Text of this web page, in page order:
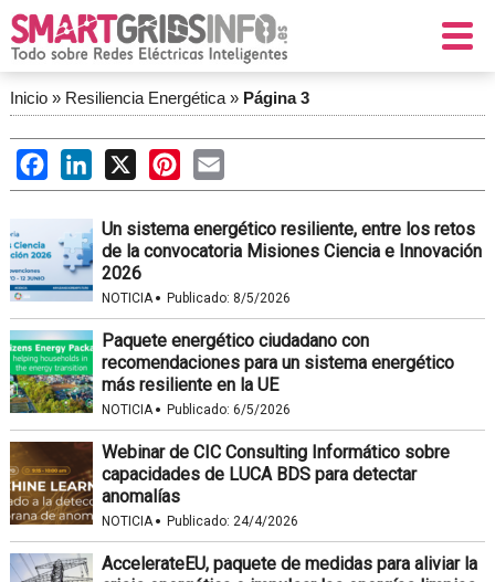
Inicio» Resiliencia Energética» Página 3
FacebookLinkedIn
X PinterestEmail
Un sistema energético resiliente, entre los retos
de la convocatoria Misiones Ciencia e Innovación
2026
NOTICIA· Publicado: 8/5/2026
Paquete energético ciudadano con
recomendaciones para un sistema energético
más resiliente en la UE
NOTICIA· Publicado: 6/5/2026
Webinar de CIC Consulting Informático sobre
capacidades de LUCA BDS para detectar
anomalías
NOTICIA· Publicado: 24/4/2026
AccelerateEU, paquete de medidas para aliviar la